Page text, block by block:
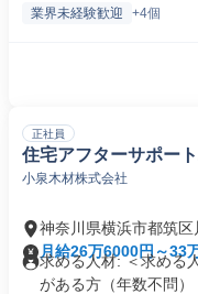
業界未経験歓迎 +4個
正社員
住宅アフターサポー
小泉木材株式会社
神奈川県横浜市都筑区
月給26万6000円～33
求める人材: ＜求める
がある方（年数不問）